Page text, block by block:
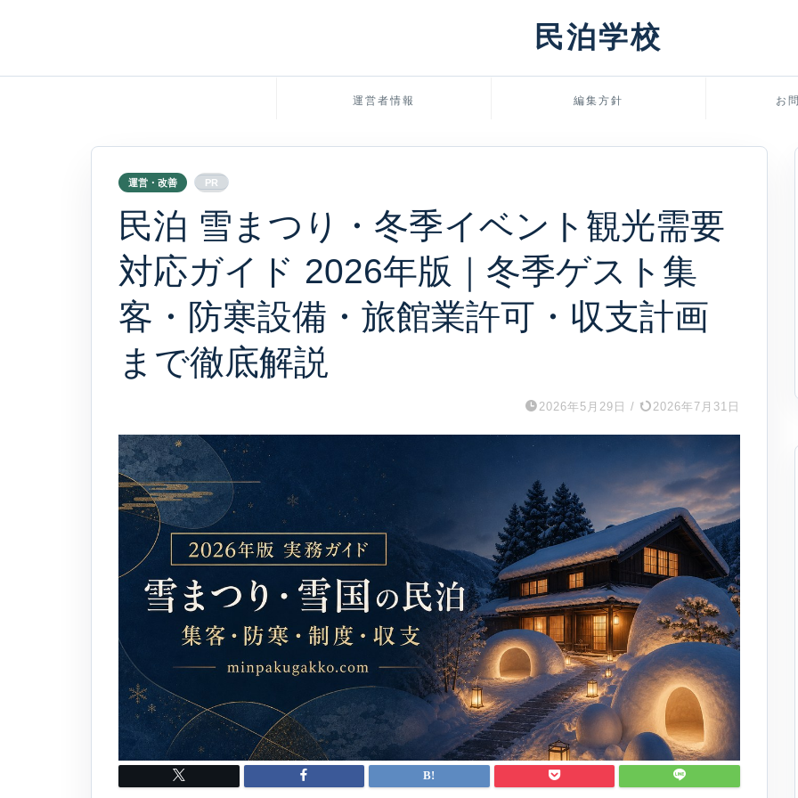
民泊学校
運営者情報 編集方針 お
運営・改善 PR
民泊 雪まつり・冬季イベント観光需要
対応ガイド 2026年版｜冬季ゲスト集
客・防寒設備・旅館業許可・収支計画
まで徹底解説
2026年5月29日 / 2026年7月31日